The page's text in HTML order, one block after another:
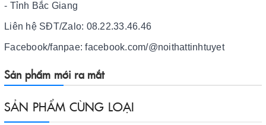
- Tỉnh Bắc Giang
Liên hệ SĐT/Zalo: 08.22.33.46.46
Facebook/fanpae: facebook.com/@noithattinhtuyet
Sản phẩm mới ra mắt
SẢN PHẨM CÙNG LOẠI